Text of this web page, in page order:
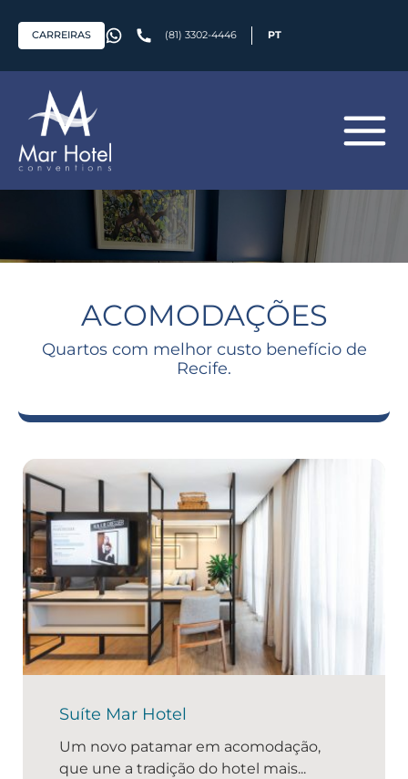
CARREIRAS (81) 3302-4446 PT
ACOMODAÇÕES
Quartos com melhor custo benefício de
Recife.
Suíte Mar Hotel
Um novo patamar em acomodação,
que une a tradição do hotel mais...